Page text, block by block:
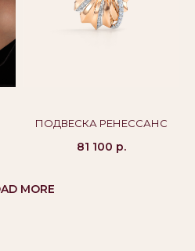
ПОДВЕСКА РЕНЕССАНС
81 100 р.
MORE